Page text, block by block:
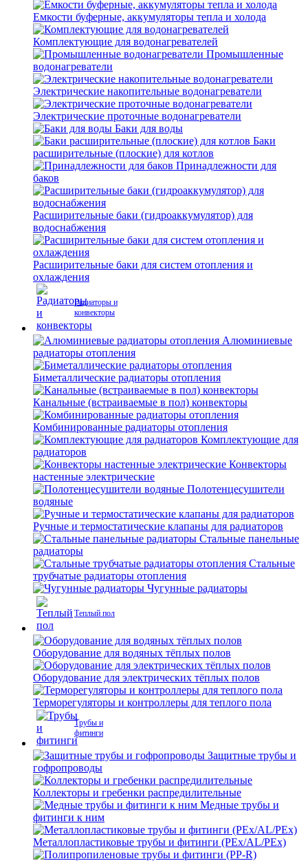
Емкости буферные, аккумуляторы тепла и холода
Комплектующие для водонагревателей
Промышленные
водонагреватели
Электрические накопительные водонагреватели
Электрические проточные водонагреватели
Баки для воды
Баки
расширительные (плоские) для котлов
Принадлежности для
баков
Расширительные баки (гидроаккумулятор) для
водоснабжения
Расширительные баки для систем отопления и
охлаждения
Радиаторы и
конвекторы
Алюминиевые
радиаторы отопления
Биметаллические радиаторы отопления
Канальные (встраиваемые в пол) конвекторы
Комбинированные радиаторы отопления
Комплектующие для
радиаторов
Конвекторы
настенные электрические
Полотенцесушители
водяные
Ручные и термостатические клапаны для радиаторов
Стальные панельные
радиаторы
Стальные
трубчатые радиаторы отопления
Чугунные радиаторы
Теплый пол
Оборудование для водяных тёплых полов
Оборудование для электрических тёплых полов
Терморегуляторы и контроллеры для теплого пола
Трубы и
фитинги
Защитные трубы и
гофропроводы
Коллекторы и гребенки распредилительные
Медные трубы и
фитинги к ним
Металлопластиковые трубы и фитинги (PEx/AL/PEx)